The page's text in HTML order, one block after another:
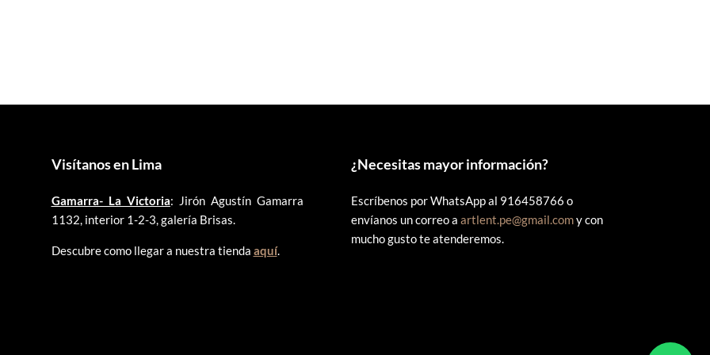
Visítanos en Lima
Gamarra- La Victoria: Jirón Agustín Gamarra
1132, interior 1-2-3, galería Brisas.
Descubre como llegar a nuestra tienda aquí.
¿Necesitas mayor información?
Escríbenos por WhatsApp al 916458766 o
envíanos un correo a artlent.pe@gmail.comy con
mucho gusto te atenderemos.